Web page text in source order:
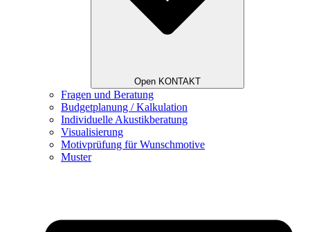
Open KONTAKT
Fragen und Beratung
Budgetplanung / Kalkulation
Individuelle Akustikberatung
Visualisierung
Motivprüfung für Wunschmotive
Muster